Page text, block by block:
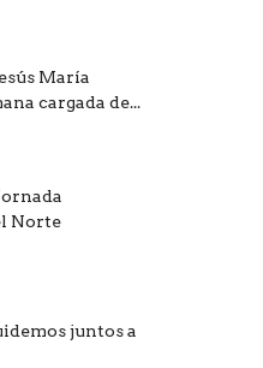
María
cargada de...
Norte
juntos a